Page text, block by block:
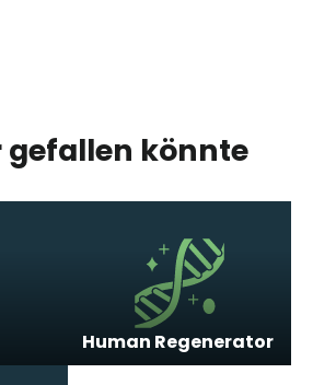
gefallen könnte
Human Regenerator